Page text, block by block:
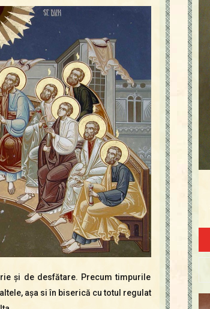
şi de desfătare. Precum timpurile
aşa si în biserică cu totul regulat